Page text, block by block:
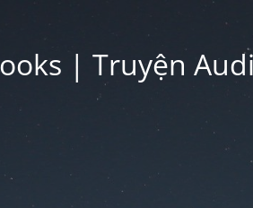
| Truyện